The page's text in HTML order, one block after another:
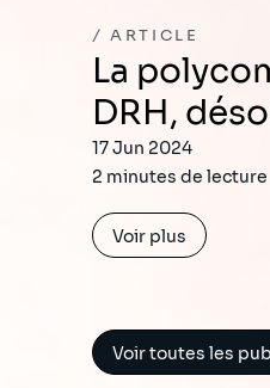
ARTICLE
La polycompétence du
DRH,
17 Jun 2024
2 minutes de lecture
Voir plus
Voir toutes les